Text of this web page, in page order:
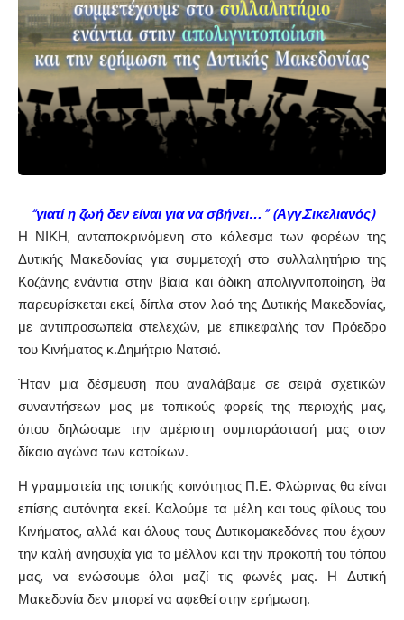
“γιατί η ζωή δεν είναι για να σβήνει…” (Αγγ.Σικελιανός)
Η ΝΙΚΗ, ανταποκρινόμενη στο κάλεσμα των φορέων της
Δυτικής Μακεδονίας για συμμετοχή στο συλλαλητήριο της
Κοζάνης ενάντια στην βίαια και άδικη απολιγνιτοποίηση, θα
παρευρίσκεται εκεί, δίπλα στον λαό της Δυτικής Μακεδονίας,
με αντιπροσωπεία στελεχών, με επικεφαλής τον Πρόεδρο
του Κινήματος κ.Δημήτριο Νατσιό.
Ήταν μια δέσμευση που αναλάβαμε σε σειρά σχετικών
συναντήσεων μας με τοπικούς φορείς της περιοχής μας,
όπου δηλώσαμε την αμέριστη συμπαράστασή μας στον
δίκαιο αγώνα των κατοίκων.
Η γραμματεία της τοπικής κοινότητας Π.Ε. Φλώρινας θα είναι
επίσης αυτόνητα εκεί. Καλούμε τα μέλη και τους φίλους του
Κινήματος, αλλά και όλους τους Δυτικομακεδόνες που έχουν
την καλή ανησυχία για το μέλλον και την προκοπή του τόπου
μας, να ενώσουμε όλοι μαζί τις φωνές μας. Η Δυτική
Μακεδονία δεν μπορεί να αφεθεί στην ερήμωση.